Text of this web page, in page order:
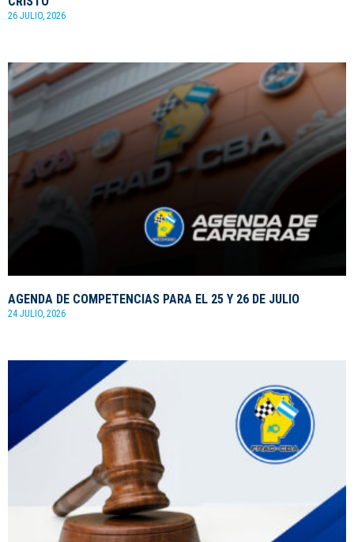
26 JULIO, 2026
AGENDA DE COMPETENCIAS PARA EL 25 Y 26 DE JULIO
24 JULIO, 2026